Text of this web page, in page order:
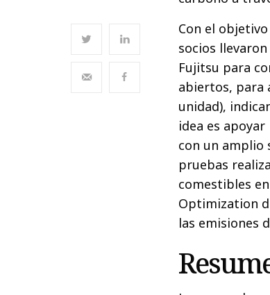
Con el
socios
Fujitsu para
abiertos, para
unidad),
idea es
con un amplio
pruebas
comestibles
Optimization
las emisiones